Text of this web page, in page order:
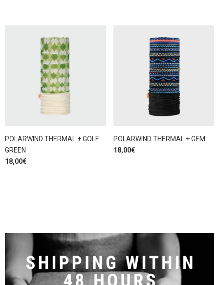
POLARWIND THERMAL + GOLF
GREEN
18,00€
POLARWIND THERMAL + GEM
18,00€